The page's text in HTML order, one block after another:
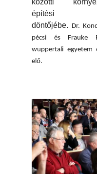
közötti
építési
döntőjébe. Dr.
pécsi és Frauke
wuppertali egyetem
elő.